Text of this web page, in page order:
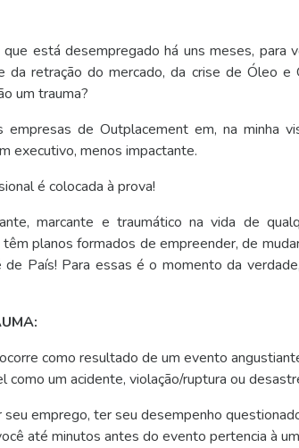
está desempregado há uns meses, para
retração do mercado, da crise de Óleo e
um trauma?
de Outplacement em, na minha
executivo, menos impactante.
é colocada à prova!
marcante e traumático na vida de
planos formados de empreender, de
País! Para essas é o momento da
como resultado de um evento
um acidente, violação/ruptura ou
emprego, ter seu desempenho
até minutos antes do evento pertencia à